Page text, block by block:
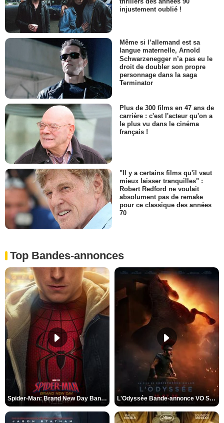
injustement oublié !
Même si l’allemand est sa
langue maternelle, Arnold
Schwarzenegger n’a pas eu le
droit de doubler son propre
personnage dans la saga
Terminator
Plus de 300 films en 47 ans de
carrière : c'est l'acteur qu'on a
le plus vu dans le cinéma
français !
"Il y a certains films qu'il vaut
mieux laisser tranquilles" :
Robert Redford ne voulait
absolument pas de remake
pour ce classique des années
70
Top Bandes-annonces
Spider-Man: Brand New Day Bande-annonce VO STFR L'Odyssée Bande-annonce VO STFR